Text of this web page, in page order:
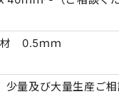
材 0.5ｍｍ
量及び大量生産ご相